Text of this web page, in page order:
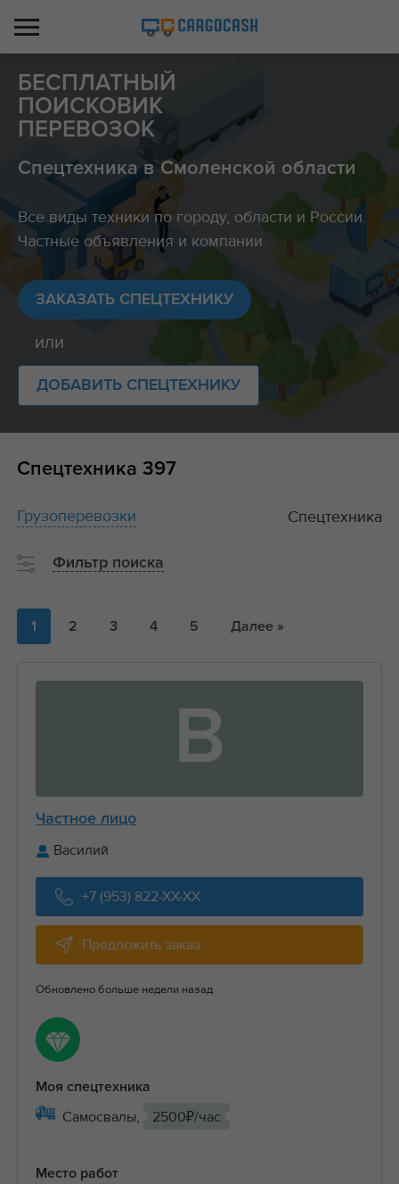
БЕСПЛАТНЫЙ
ПОИСКОВИК
ПЕРЕВОЗОК
Спецтехника в Смоленской области
Все виды техники по городу, области и России.
Частные объявления и компании.
ЗАКАЗАТЬ СПЕЦТЕХНИКУ
или
ДОБАВИТЬ СПЕЦТЕХНИКУ
Спецтехника 397
1 2 3 4 5 Далее »
В
Частное лицо
Василий
+7 (953) 822-XX-XX
Предложить заказ
Обновлено больше недели назад
Моя спецтехника
Самосвалы, 2500₽/час
Место работ
Грузоперевозки Спецтехника
Фильтр поиска